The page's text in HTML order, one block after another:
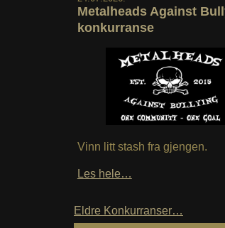
Metalheads Against
konkurranse
Vinn litt stash fra gjengen.
Les hele…
Eldre Konkurranser…